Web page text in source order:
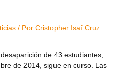
/ PorCristopher Isaí Cruz
de 43 estudiantes,
de 2014, sigue en curso. Las